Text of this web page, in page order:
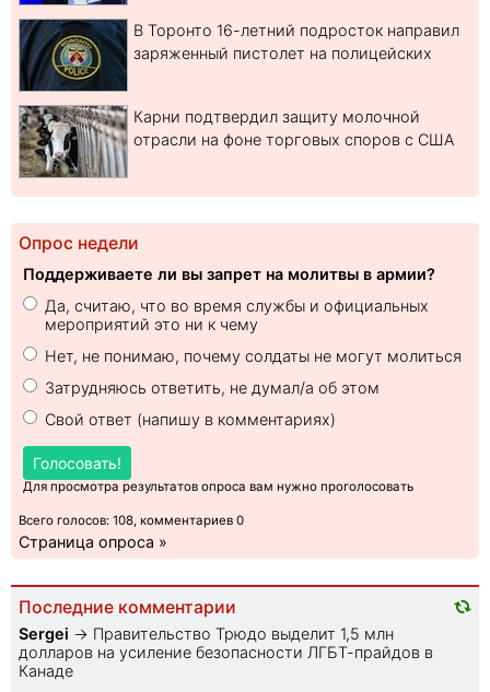
В Торонто 16-летний подросток направил
заряженный пистолет на полицейских
Карни подтвердил защиту молочной
отрасли на фоне торговых споров с США
Опрос недели
Поддерживаете ли вы запрет на молитвы в армии?
Да, считаю, что во время службы и официальных
мероприятий это ни к чему
Нет, не понимаю, почему солдаты не могут молиться
Затрудняюсь ответить, не думал/а об этом
Свой ответ (напишу в комментариях)
Голосовать!
Для просмотра результатов опроса вам нужно проголосовать
Всего голосов: 108, комментариев 0
Страница опроса »
Последние комментарии
Sеrgei → Правительство Трюдо выделит 1,5 млн
долларов на усиление безопасности ЛГБТ-прайдов в
Канаде